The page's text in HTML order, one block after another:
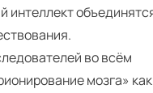
интеллект
во всём
мозга» как